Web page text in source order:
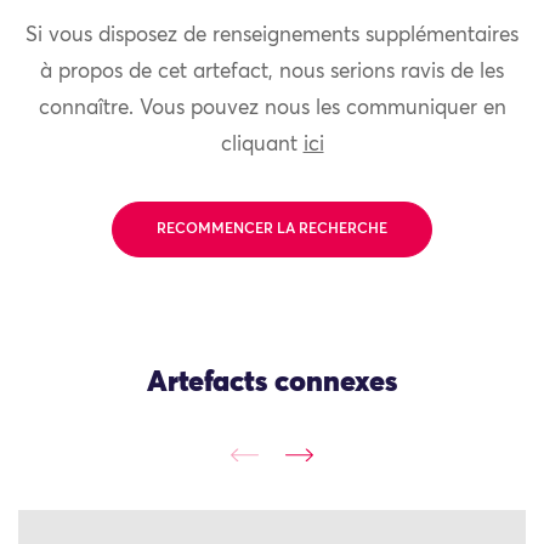
Si vous disposez de renseignements supplémentaires
à propos de cet artefact, nous serions ravis de les
connaître. Vous pouvez nous les communiquer en
cliquant ici
RECOMMENCER LA RECHERCHE
Artefacts connexes